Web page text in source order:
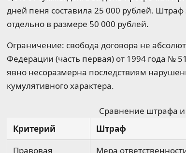
дней пеня составила 25 000 рублей.
отдельно в размере 50 000 рублей.
Ограничение: свобода договора не
Федерации (часть первая) от 1994 года №
явно несоразмерна последствиям
кумулятивного характера.
Сравнение штрафа
Критерий
Штраф
Правовая
Мера